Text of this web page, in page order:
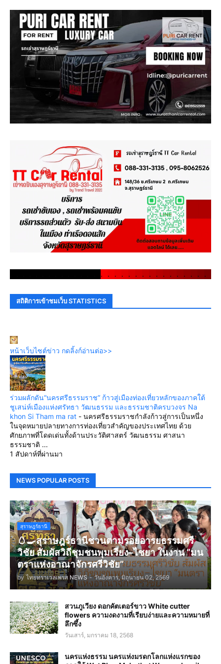
. . . . . . . . . . . . . . . .
สถิติการเข้าชมเว็บ STATISTICS
หน้าเว็บไซต์ข่าว กดลิ้งก์อ่านต่อ>>
ร่วมผลักดัน“นครศรีธรรมราช” ก้าวสู่เมืองท่องเที่ยวหลักของภาคใต้
ชูเสน่ห์เมืองแห่งศรัทธา วัฒนธรรม และธรรมชาติครบวงจร Na
khon Si Tham ma rat - นครศรีธรรมราชกำลังก้าวสู่การเป็นหนึ่ง
ในจุดหมายปลายทางการท่องเที่ยวสำคัญของประเทศไทย ด้วย
ศักยภาพที่โดดเด่นทั้งด้านประวัติศาสตร์ วัฒนธรรม ศาสนา
ธรรมชาติ ...
1 สัปดาห์ที่ผ่านมา
NEWS POPULAR POSTS
สุราษฎร์ธานี
🥚🍳สุราษฎร์ธานีชวนตามรอยอารยธรรมศรี
วิชัย สัมผัสวิถีชุมชนพุมเรียง–ไชยา ในงาน “มน
ตราแห่งอาณาจักรศรีวิชัย”
by ไทยทราเวลเพรส NEWS - วันอังคาร, มิถุนายน 02, 2569
สวนภูเวียง ดอกคัตเตอร์ขาว White cutter
flowers ความงดงามที่เรียบง่ายและความหมายที่
ลึกซึ้ง
วันเสาร์, มกราคม 18, 2568
นครแห่งธรรม นครแห่งมรดกโลกแห่งแรกของ